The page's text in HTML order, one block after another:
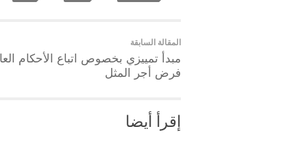
المقالة السابقة
مبدأ تمييزي بخصوص اتباع الأحكام
فرض أجر المثل
إقرأ أيضا